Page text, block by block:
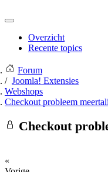
Overzicht
Recente topics
Forum
Joomla! Extensies
Webshops
Checkout probleem
Checkout
«